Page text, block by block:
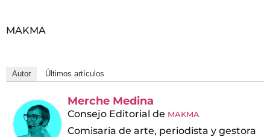
MAKMA
Autor Últimos artículos
Merche Medina
Consejo Editorial de MAKMA
Comisaria de arte, periodista y gestora